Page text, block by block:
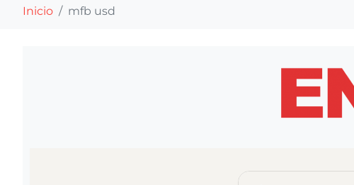
Inicio mfb usd